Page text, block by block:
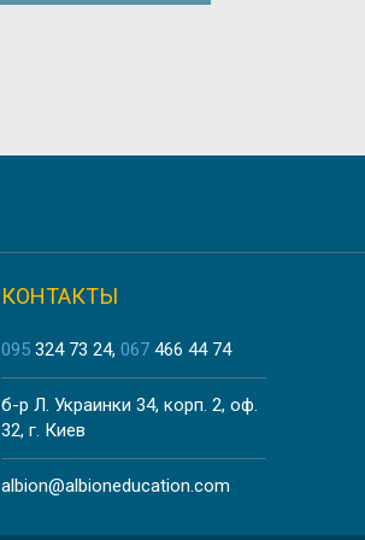
КОНТАКТЫ
095 324 73 24 067 466 44 74
б-р Л. Украинки 34, корп. 2, оф.
32, г. Киев
albion@albioneducation.com